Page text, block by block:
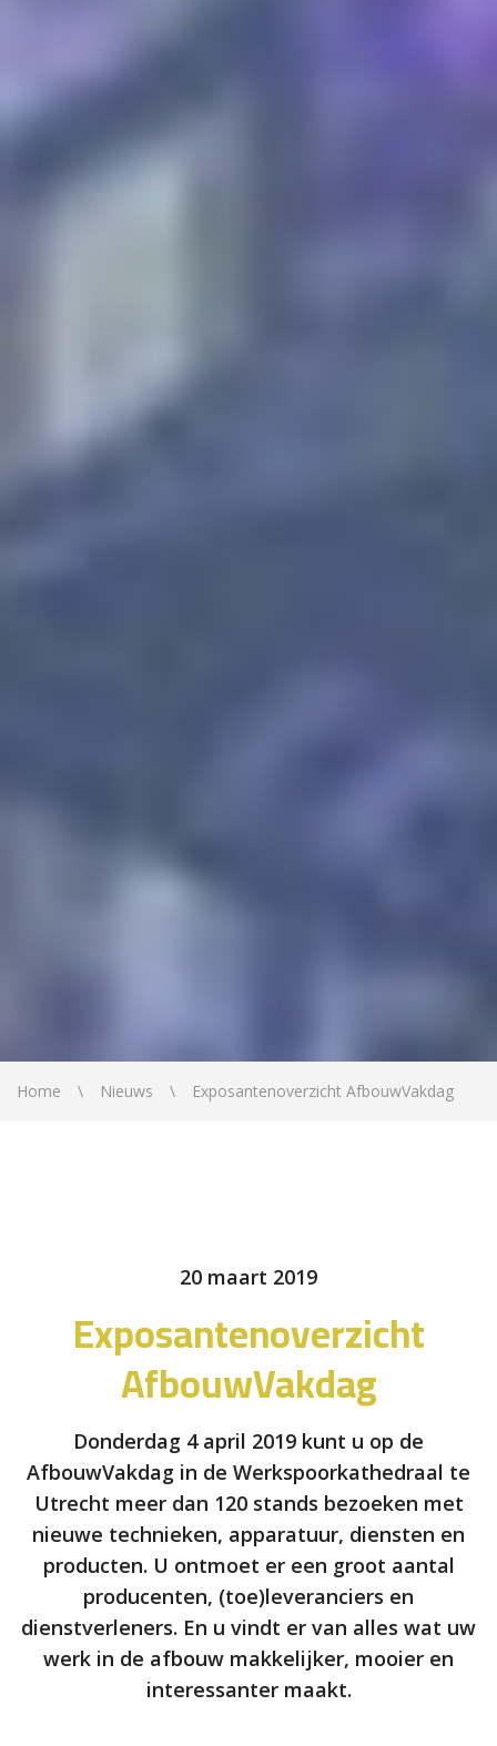
Home Nieuws Exposantenoverzicht AfbouwVakdag
20 maart 2019
Exposantenoverzicht
AfbouwVakdag
Donderdag 4 april 2019 kunt u op de
AfbouwVakdag in de Werkspoorkathedraal te
Utrecht meer dan 120 stands bezoeken met
nieuwe technieken, apparatuur, diensten en
producten. U ontmoet er een groot aantal
producenten, (toe)leveranciers en
dienstverleners. En u vindt er van alles wat uw
werk in de afbouw makkelijker, mooier en
interessanter maakt.